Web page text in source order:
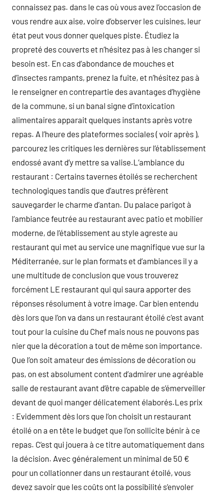
connaissez pas. dans le cas où vous avez l’occasion de
vous rendre aux aise, voire d’observer les cuisines, leur
état peut vous donner quelques piste. Étudiez la
propreté des couverts et n’hésitez pas à les changer si
besoin est. En cas d’abondance de mouches et
d’insectes rampants, prenez la fuite, et n’hésitez pas à
le renseigner en contrepartie des avantages d’hygiène
de la commune, si un banal signe d’intoxication
alimentaires apparait quelques instants après votre
repas. A l’heure des plateformes sociales ( voir après ),
parcourez les critiques les dernières sur l’établissement
endossé avant d’y mettre sa valise.L’ambiance du
restaurant : Certains tavernes étoilés se recherchent
technologiques tandis que d’autres préfèrent
sauvegarder le charme d’antan. Du palace parigot à
l’ambiance feutrée au restaurant avec patio et mobilier
moderne, de l’établissement au style agreste au
restaurant qui met au service une magnifique vue sur la
Méditerranée, sur le plan formats et d’ambiances il y a
une multitude de conclusion que vous trouverez
forcément LE restaurant qui qui saura apporter des
réponses résolument à votre image. Car bien entendu
dès lors que l’on va dans un restaurant étoilé c’est avant
tout pour la cuisine du Chef mais nous ne pouvons pas
nier que la décoration a tout de même son importance.
Que l’on soit amateur des émissions de décoration ou
pas, on est absolument content d’admirer une agréable
salle de restaurant avant d’être capable de s’émerveiller
devant de quoi manger délicatement élaborés.Les prix
: Evidemment dès lors que l’on choisit un restaurant
étoilé on a en tête le budget que l’on sollicite bénir à ce
repas. C’est qui jouera à ce titre automatiquement dans
la décision. Avec généralement un minimal de 50 €
pour un collationner dans un restaurant étoilé, vous
devez savoir que les coûts ont la possibilité s’envoler